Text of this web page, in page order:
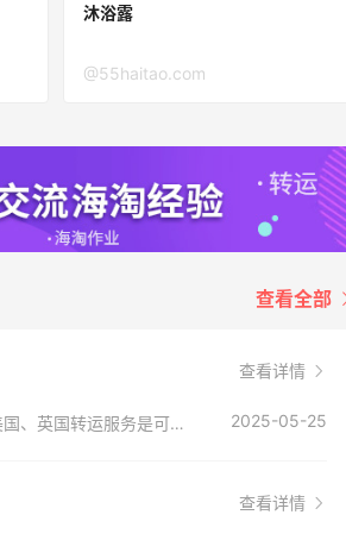
沐浴露
@55haitao.com
查看全部
查看详情
Wild Cosmetics英国官网家是不能直邮中国的，但他家提供美国、英国转运服务是可以转运国内的 2025-05-25
查看详情
LN-CC
iHerb ：88全球好物节！选购日常保健、
Sephora：8月美妆满赠及折扣详情汇总更
每档门槛、折扣码及赠品一览
预售！Harrods 2026 高端美妆圣诞日历